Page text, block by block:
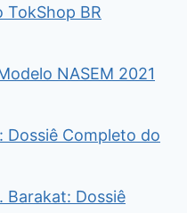
TokShop BR
NASEM 2021
Dossiê Completo do
Barakat: Dossiê